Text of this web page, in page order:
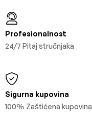
Profesionalnost
24/7 Pitaj stručnjaka
Sigurna kupovina
100% Zaštićena kupovina